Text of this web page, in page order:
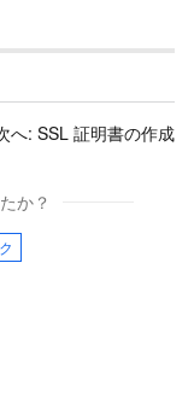
へ: SSL 証明書の作成
か？